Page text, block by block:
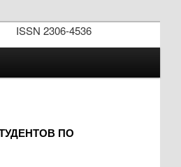
ISSN 2306-4536
ПО